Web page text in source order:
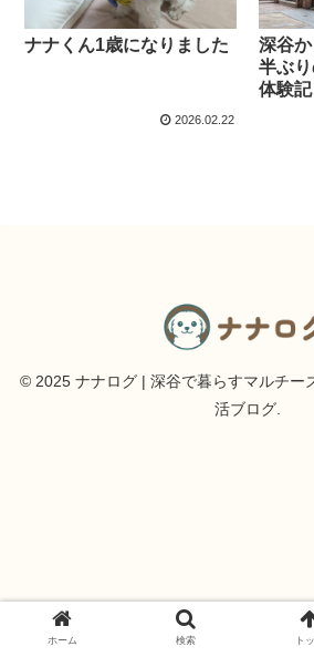
ナナくん1歳になりました
2026.02.22
深谷
半ぶ
体験記
© 2025 ナナログ | 深谷で暮らすマルチー
活ブログ.
ホーム 検索 ト